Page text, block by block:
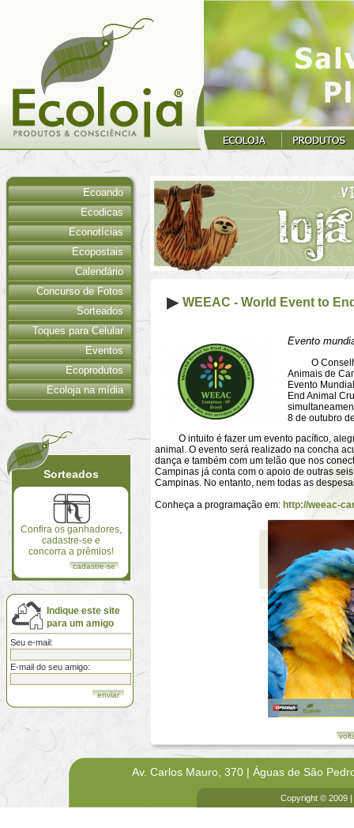
Ecoando
Ecodicas
Econotícias
Ecopostais
Calendário
Concurso de Fotos
Sorteados
Toques para Celular
Eventos
Ecoprodutos
Ecoloja na mídia
Sorteados
Confira os ganhadores,
cadastre-se e
concorra a prêmios!
cadastre-se
Indique este site
para um amigo
Seu e-mail:
E-mail do seu amigo:
WEEAC - World Event to
Evento
O Conselho
Animais de
Evento
End Animal
8 de outubro
O intuito é fazer um evento pacífico,
animal. O evento será realizado na concha
dança e também com um telão que nos
Campinas já conta com o apoio de outras
Campinas. No entanto, nem todas as
Conheça a programação em: http://weeac-
Av. Carlos Mauro, 370 | Águas de São
Copyright © 2009